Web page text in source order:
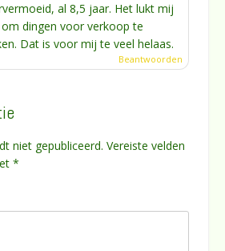
al 8,5 jaar. Het lukt mij
dingen voor verkoop te
Dat is voor mij te veel helaas.
Beantwoorden
niet gepubliceerd. Vereiste velden
*